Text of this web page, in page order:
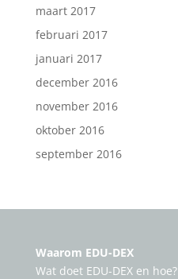
maart 2017
februari 2017
januari 2017
december 2016
november 2016
oktober 2016
september 2016
Waarom EDU-DEX
Wat doet EDU-DEX en hoe?